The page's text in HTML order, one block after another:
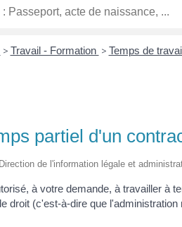
> Travail - Formation > Temps de
partiel d'un
de l'information légale et
à votre demande, à travailler à
droit (c'est-à-dire que